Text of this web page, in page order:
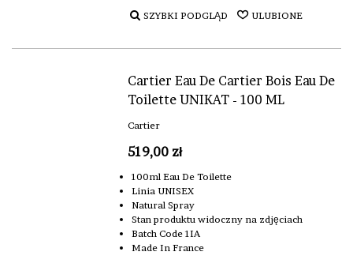
SZYBKI PODGLĄD ULUBIONE
Cartier Eau De Cartier Bois Eau De
Toilette UNIKAT - 100 ML
Cartier
519,00 zł
100ml Eau De Toilette
Linia UNISEX
Natural Spray
Stan produktu widoczny na zdjęciach
Batch Code 1IA
Made In France